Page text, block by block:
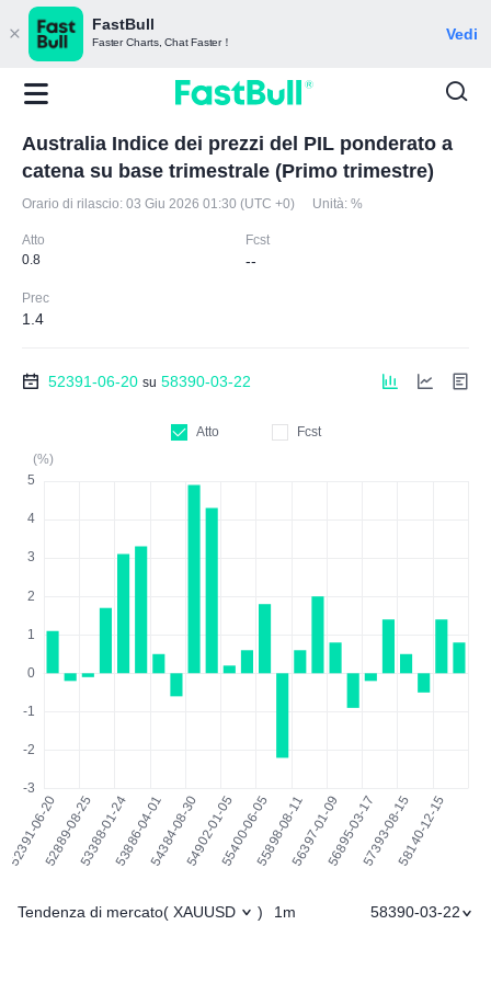
FastBull
Faster Charts, Chat Faster！ Vedi
Australia Indice dei prezzi del PIL ponderato a
catena su base trimestrale (Primo trimestre)
Orario di rilascio: 03 Giu 2026 01:30 (UTC +0) Unità: %
Atto
0.8
Fcst
--
Prec
1.4
52391-06-20 su 58390-03-22
Atto
Fcst
(%)
Tendenza di mercato( XAUUSD ) 1m 58390-03-22